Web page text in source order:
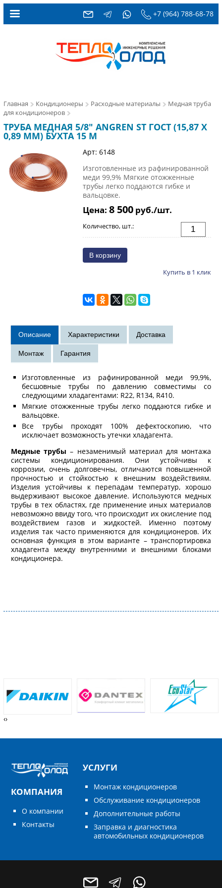
+7 (964) 788-68-78
Главная Кондиционеры Расходные материалы
Медная труба
для кондиционеров
ТРУБА МЕДНАЯ 5/8" ANGREN ST ГОСТ (15,87 X
0,89 ММ) БУХТА 15 М
Арт: 6148
Изготовленные из рафинированной
меди 99,9% Мягкие отожженные
трубы легко поддаются гибке и
вальцовке.
Цена: 8 500руб./шт.
Количество, шт.:
Купить в 1 клик
Изготовленные из рафинированной меди 99,9%,
бесшовные трубы по давлению совместимы со
следующими хладагентами: R22, R134, R410.
Мягкие отожженные трубы легко поддаются гибке и
вальцовке.
Все трубы проходят 100% дефектоскопию, что
исключает возможность утечки хладагента.
Медные трубы – незаменимый материал для монтажа
системы кондиционирования. Они устойчивы к
коррозии, очень долговечны, отличаются повышенной
прочностью и стойкостью к внешним воздействиям.
Изделия устойчивы к перепадам температур, хорошо
выдерживают высокое давление. Используются медных
трубы в тех областях, где применение иных материалов
невозможно ввиду того, что происходит их окисление под
воздействием газов и жидкостей. Именно поэтому
изделия так часто применяются для кондиционеров. Их
основная функция в этом варианте – транспортировка
хладагента между внутренними и внешними блоками
кондиционера.
‹›
КОМПАНИЯ
О компании
Контакты
УСЛУГИ
Монтаж кондиционеров
Обслуживание кондиционеров
Дополнительные работы
Заправка и диагностика
автомобильных кондиционеров